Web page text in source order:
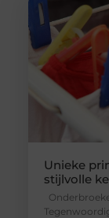
Unieke
stijlvolle